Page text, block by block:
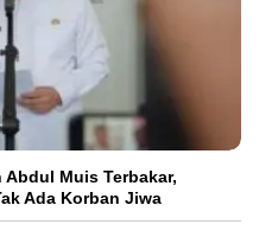
Muis Terbakar,
Ada Korban Jiwa